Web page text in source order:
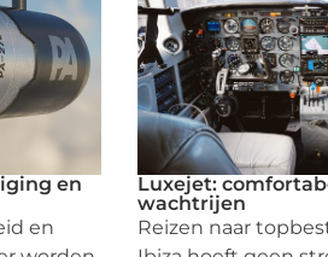
en
en
Luxejet:
wachtrijen
Reizen naar